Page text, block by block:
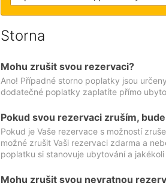
Storna
Mohu zrušit svou rezervaci?
Ano! Případné storno poplatky jsou
dodatečné poplatky zaplatíte přímo
Pokud svou rezervaci zruším,
Pokud je Vaše rezervace s možností
možné zrušit Vaši rezervaci zdarma a
poplatku si stanovuje ubytování a
Mohu zrušit svou nevratnou